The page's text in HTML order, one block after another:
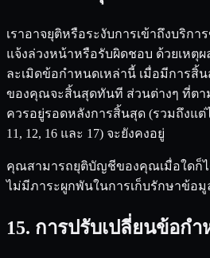
เราอาจยุติหรือระงับการเข้าถึงบริก
แจ้งล่วงหน้าหรือรับผิดชอบ ด้วยเหตุ
ละเมิดข้อกำหนดเหล่านี้ เมื่อมีการสิ้
ของคุณจะสิ้นสุดทันที ส่วนต่างๆ ที่ต
ควรอยู่รอดหลังการสิ้นสุด (รวมถึงแต่
11, 12, 16 และ 17) จะยังคงอยู่
คุณสามารถยุติบัญชีของคุณเมื่อใดก็ไ
ไม่มีภาระผูกพันในการเก็บรักษาข้อ
15. การปรับเปลี่ยนข้อก